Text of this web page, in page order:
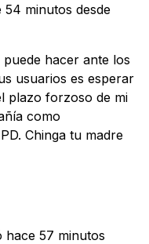
54 minutos desde
hacer ante los
usuarios es esperar
plazo forzoso de mi
como
Chinga tu madre
hace 57 minutos